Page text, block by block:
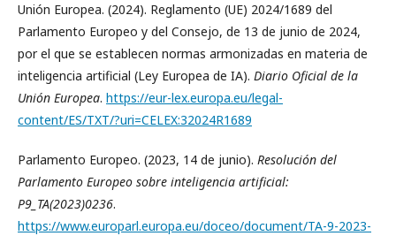
Unión Europea. (2024). Reglamento (UE) 2024/1689 del
Parlamento Europeo y del Consejo, de 13 de junio de 2024,
por el que se establecen normas armonizadas en materia de
inteligencia artificial (Ley Europea de IA). Diario Oficial de la
Unión Europea. https://eur-lex.europa.eu/legal-
content/ES/TXT/?uri=CELEX:32024R1689
Parlamento Europeo. (2023, 14 de junio). Resolución del
Parlamento Europeo sobre inteligencia artificial:
P9_TA(2023)0236.
https://www.europarl.europa.eu/doceo/document/TA-9-2023-